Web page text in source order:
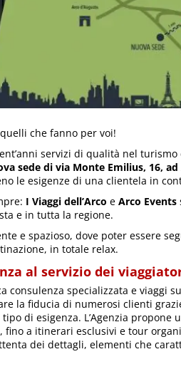
che fanno per voi!
servizi di qualità nel turismo
sede di via Monte Emilius, 16,
le esigenze di una clientela in
I Viaggi dell’Arco e Arco Events
e in tutta la regione.
e spazioso, dove poter essere
in totale relax.
al servizio dei
specializzata e viaggi
la fiducia di numerosi clienti
di esigenza. L’Agenzia propone
a itinerari esclusivi e tour
dei dettagli, elementi che